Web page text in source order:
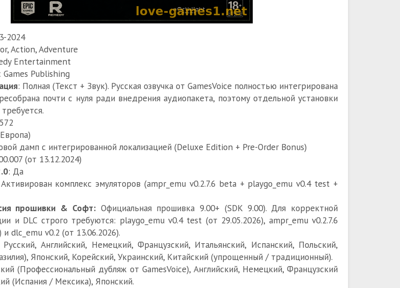
2024
Action, Adventure
Entertainment
Games Publishing
: Полная (Текст + Звук). Русская озвучка от GamesVoice полностью интегрирована
почти с нуля ради внедрения аудиопакета, поэтому отдельной установки
дамп с интегрированной локализацией (Deluxe Edition + Pre-Order Bonus)
(от 13.12.2024)
: Да
Активирован комплекс эмуляторов (ampr_emu v0.2.7.6 beta + playgo_emu v0.4 test +
прошивки & Софт:Официальная прошивка 9.00+ (SDK 9.00). Для корректной
и DLC строго требуются: playgo_emu v0.4 test (от 29.05.2026), ampr_emu v0.2.7.6
dlc_emu v0.2 (от 13.06.2026).
Английский, Немецкий, Французский, Итальянский, Испанский, Польский,
Японский, Корейский, Украинский, Китайский (упрощенный / традиционный).
(Профессиональный дубляж от GamesVoice), Английский, Немецкий, Французский
(Испания / Мексика), Японский.